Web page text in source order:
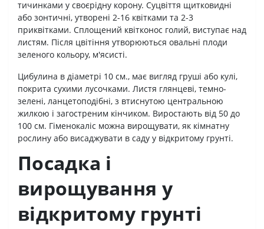
тичинками у своєрідну корону. Суцвіття щитковидні
або зонтичні, утворені 2-16 квітками та 2-3
приквітками. Сплощений квітконос голий, виступає над
листям. Після цвітіння утворюються овальні плоди
зеленого кольору, м'ясисті.
Цибулина в діаметрі 10 см., має вигляд груші або кулі,
покрита сухими лусочками. Листя глянцеві, темно-
зелені, ланцетоподібні, з втиснутою центральною
жилкою і загостреним кінчиком. Виростають від 50 до
100 см. Гіменокаліс можна вирощувати, як кімнатну
рослину або висаджувати в саду у відкритому грунті.
Посадка і
вирощування у
відкритому грунті